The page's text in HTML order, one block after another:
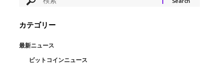
カテゴリー
最新ニュース
ビットコインニュース